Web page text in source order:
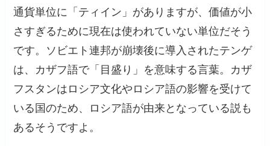
通貨単位に「ティイン」がありますが、価値が小
さすぎるために現在は使われていない単位だそう
です。ソビエト連邦が崩壊後に導入されたテンゲ
は、カザフ語で「目盛り」を意味する言葉。カザ
フスタンはロシア文化やロシア語の影響を受けて
いる国のため、ロシア語が由来となっている説も
あるそうですよ。